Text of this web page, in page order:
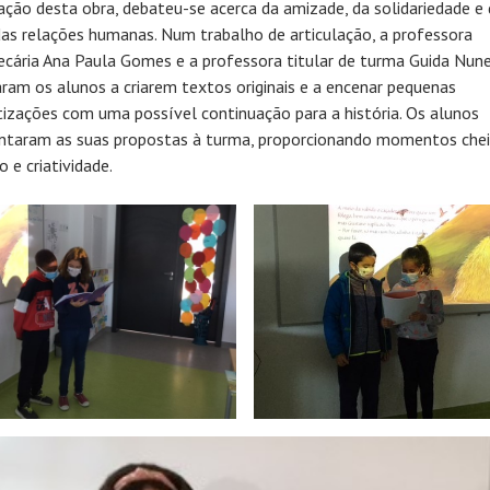
desta obra, debateu-se acerca da amizade, da solidariedade e
relações humanas. Num trabalho de articulação, a professora
Ana Paula Gomes e a professora titular de turma Guida
os alunos a criarem textos originais e a encenar pequenas
com uma possível continuação para a história. Os alunos
as suas propostas à turma, proporcionando momentos
e criatividade.